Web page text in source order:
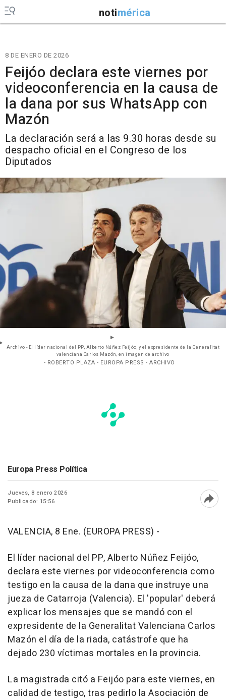
notimérica
8 DE ENERO DE 2026
Feijóo declara este viernes por
videoconferencia en la causa de
la dana por sus WhatsApp con
Mazón
La declaración será a las 9.30 horas desde su
despacho oficial en el Congreso de los
Diputados
Archivo - El líder nacional del PP, Alberto Núñez Feijóo, y el expresidente de la Generalitat
valenciana Carlos Mazón, en imagen de archivo
- ROBERTO PLAZA - EUROPA PRESS - ARCHIVO
Europa Press Política
Jueves, 8 enero 2026
Publicado: 15:56
VALENCIA, 8 Ene. (EUROPA PRESS) -
El líder nacional del PP, Alberto Núñez Feijóo,
declara este viernes por videoconferencia como
testigo en la causa de la dana que instruye una
jueza de Catarroja (Valencia). El 'popular' deberá
explicar los mensajes que se mandó con el
expresidente de la Generalitat Valenciana Carlos
Mazón el día de la riada, catástrofe que ha
dejado 230 víctimas mortales en la provincia.
La magistrada citó a Feijóo para este viernes, en
calidad de testigo, tras pedirlo la Asociación de